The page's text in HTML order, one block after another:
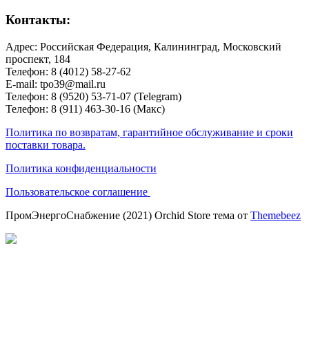
Контакты:
Адрес: Российская Федерация, Калининград, Московский
проспект, 184
Телефон: 8 (4012) 58-27-62
E-mail: tpo39@mail.ru
Телефон: 8 (9520) 53-71-07 (Telegram)
Телефон: 8 (911) 463-30-16 (Макс)
Политика по возвратам, гарантийное обслуживание и сроки
поставки товара.
Политика конфиденциальности
Пользовательское соглашение
ПромЭнергоСнабжение (2021) Orchid Store тема от Themebeez